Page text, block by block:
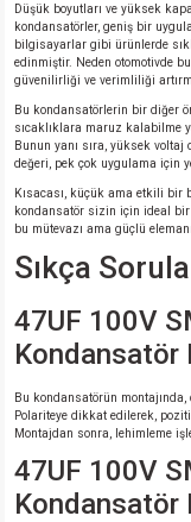
Düşük boyutları ve yüksek
kondansatörler, geniş bir
bilgisayarlar gibi ürünlerde
edinmiştir. Neden otomotivde
güvenilirliği ve verimliliği
Bu kondansatörlerin bir diğer
sıcaklıklara maruz kalabilme
Bunun yanı sıra, yüksek
değeri, pek çok uygulama için
Kısacası, küçük ama etkili bir
kondansatör sizin için ideal
bu mütevazı ama güçlü
Sıkça
47UF 100V
Kondansatör
Bu kondansatörün
Polariteye dikkat edilerek,
Montajdan sonra, lehimleme
47UF 100V
Kondansatör